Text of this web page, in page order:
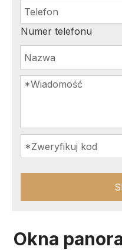
Numer telefonu
Okna